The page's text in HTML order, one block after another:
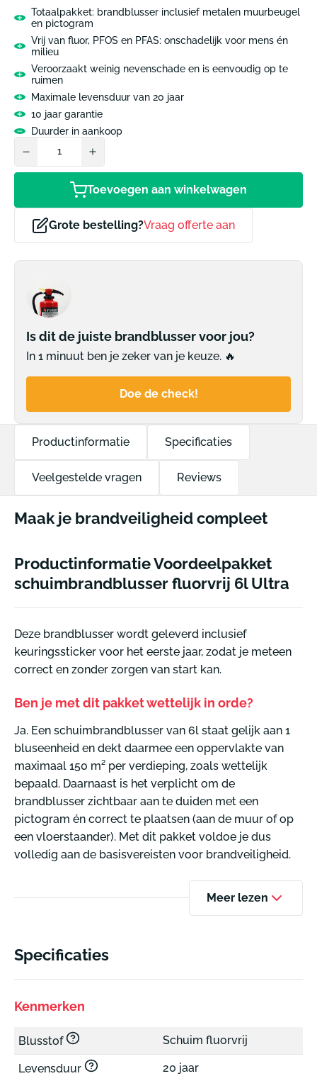
Totaalpakket: brandblusser inclusief metalen muurbeugel
en pictogram
Vrij van fluor, PFOS en PFAS: onschadelijk voor mens én
milieu
Veroorzaakt weinig nevenschade en is eenvoudig op te
ruimen
Maximale levensduur van 20 jaar
10 jaar garantie
Duurder in aankoop
Toevoegen aan winkelwagen
Grote bestelling?Vraag offerte aan
Is dit de juiste brandblusser voor jou?
In 1 minuut ben je zeker van je keuze. 🔥
Doe de check!
Productinformatie Specificaties
Veelgestelde vragen Reviews
Maak je brandveiligheid compleet
Productinformatie Voordeelpakket
schuimbrandblusser fluorvrij 6l Ultra
Deze brandblusser wordt geleverd inclusief
keuringssticker voor het eerste jaar, zodat je meteen
correct en zonder zorgen van start kan.
Ben je met dit pakket wettelijk in orde?
Ja. Een schuimbrandblusser van 6l staat gelijk aan 1
bluseenheid en dekt daarmee een oppervlakte van
maximaal 150 m² per verdieping, zoals wettelijk
bepaald. Daarnaast is het verplicht om de
brandblusser zichtbaar aan te duiden met een
pictogram én correct te plaatsen (aan de muur of op
een vloerstaander). Met dit pakket voldoe je dus
volledig aan de basisvereisten voor brandveiligheid.
Meer lezen
Specificaties
Kenmerken
Blusstof Schuim fluorvrij
Levensduur 20 jaar